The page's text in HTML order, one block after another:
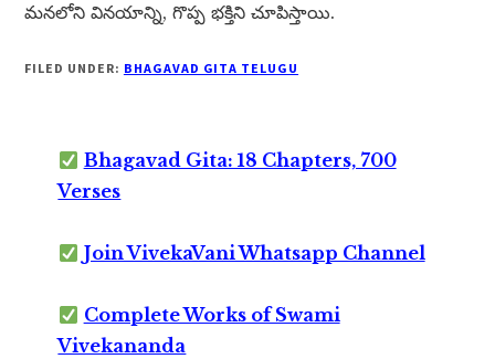
మనలోని వినయాన్ని, గొప్ప భక్తిని చూపిస్తాయి.
FILED UNDER: BHAGAVAD GITA TELUGU
Bhagavad Gita: 18 Chapters, 700
Verses
Join VivekaVani Whatsapp Channel
Complete Works of Swami
Vivekananda